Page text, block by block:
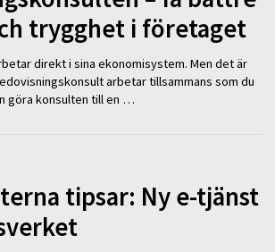
trygghet i företaget
direkt i sina ekonomisystem. Men det är
arbetar tillsammans som du
göra konsulten till en …
tipsar: Ny e-tjänst